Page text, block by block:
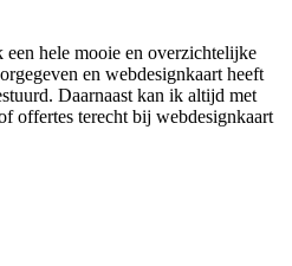
hele mooie en overzichtelijke
en webdesignkaart heeft
Daarnaast kan ik altijd met
offertes terecht bij webdesignkaart